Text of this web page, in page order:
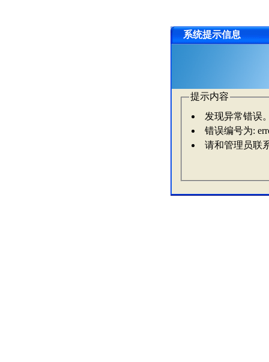
系统提示信息
提示内容
发现异常错误
错误编号为:
请和管理员联